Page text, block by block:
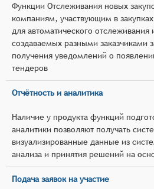
Функции Отслеживания новых
компаниям, участвующим в
для автоматического отслеживания
создаваемых разными заказчиками
получения уведомлений о
тендеров
Отчётность и аналитика
Наличие у продукта функций
аналитики позволяют получать
визуализированные данные из
анализа и принятия решений на
Подача заявок на участие